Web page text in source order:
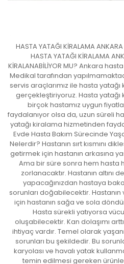
HASTA YATAĞI KİRALAMA
HASTA YATAĞI KİRALAMA
KİRALANABİLİYOR MU? Ankara
Medikal tarafından
servis araçlarımız ile hasta
gerçekleştiriyoruz. Hasta
birçok hastamız uygun
faydalanıyor olsa da, uzun süreli
yatağı kiralama hizmetinden
Evde Hasta Bakım Sürecinde
Nelerdir? Hastanın sırt kısmını
getirmek için hastanın arkasına
Ama bir süre sonra hem hasta
zorlanacaktır. Hastanın altını
yapacağınızdan hastaya
sorunları doğabilecektir.
için hastanın sağa ve sola
Hasta sürekli yatıyorsa
oluşabilecektir. Kan dolaşımı
ihtiyaç vardır. Temel olarak
sorunları bu şekildedir. Bu
karyolası ve havalı yatak
temin edilmesi gereken